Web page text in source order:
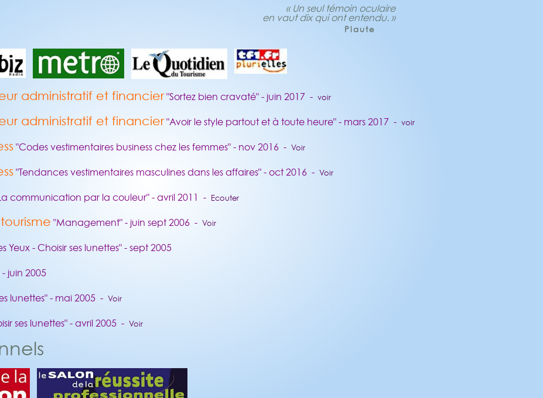
« Un seul témoin oculaire
en vaut dix qui ont entendu. »
Plaute
administratif et financier"Sortez bien cravaté" - juin 2017 - voir
administratif et financier"Avoir le style partout et à toute heure" - mars 2017 - voir
"Codes vestimentaires business chez les femmes" - nov 2016 - Voir
"Tendances vestimentaires masculines dans les affaires" - oct 2016 - Voir
communication par la couleur" - avril 2011 - Ecouter
"Management" - juin sept 2006 - Voir
Yeux - Choisir ses lunettes" - sept 2005
juin 2005
lunettes" - mai 2005 - Voir
ses lunettes" - avril 2005 - Voir